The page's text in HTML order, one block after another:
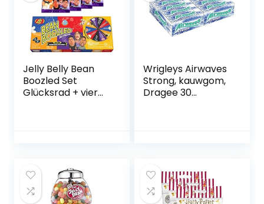
Jelly Belly Bean
Boozled Set
Glücksrad + vier
Wrigleys Airwaves
Strong, kauwgom,
Dragee 30